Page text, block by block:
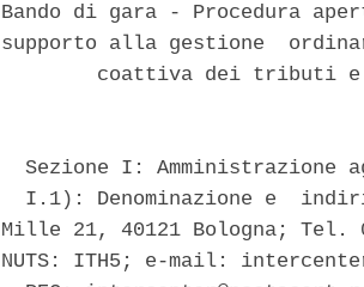
Bando di gara - Procedura
supporto alla gestione
coattiva dei tributi
Sezione I: Amministrazione
I.1): Denominazione e
Mille 21, 40121 Bologna; Tel.
NUTS: ITH5; e-mail: